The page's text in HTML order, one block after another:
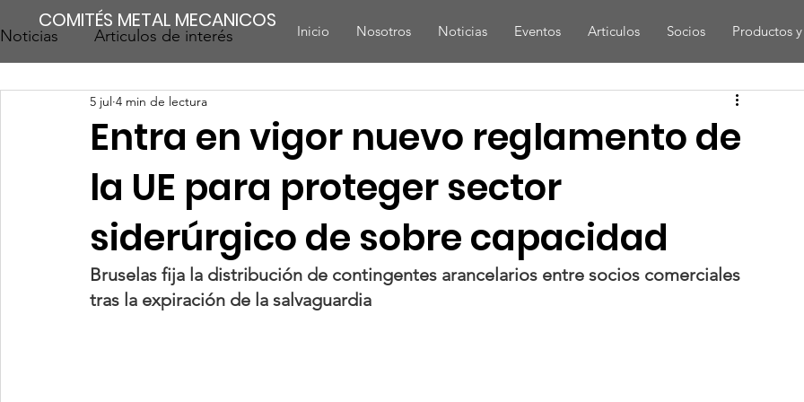
COMITÉS METAL MECANICOS Inicio Nosotros Noticias Eventos Articulos Socios Productos
Noticias Articulos de interés
Entra en vigor nuevo reglamento de
la UE para proteger sector
siderúrgico de sobre capacidad
5 jul 4 min de lectura
Bruselas fija la distribución de contingentes arancelarios entre socios comerciales
tras la expiración de la salvaguardia